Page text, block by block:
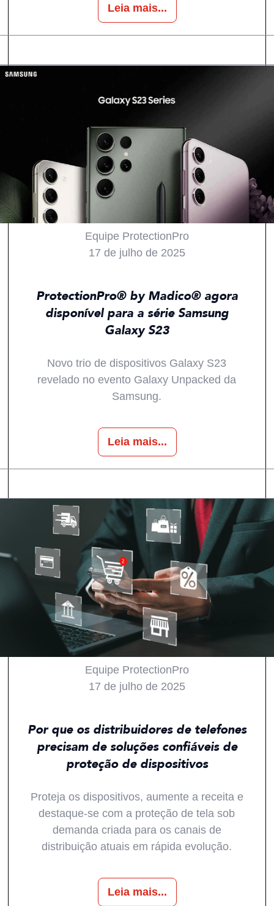
Leia mais...
Equipe ProtectionPro
17 de julho de 2025
ProtectionPro® by Madico® agora
disponível para a série Samsung
Galaxy S23
Novo trio de dispositivos Galaxy S23
revelado no evento Galaxy Unpacked da
Samsung.
Leia mais...
Equipe ProtectionPro
17 de julho de 2025
Por que os distribuidores de telefones
precisam de soluções confiáveis de
proteção de dispositivos
Proteja os dispositivos, aumente a receita e
destaque-se com a proteção de tela sob
demanda criada para os canais de
distribuição atuais em rápida evolução.
Leia mais...